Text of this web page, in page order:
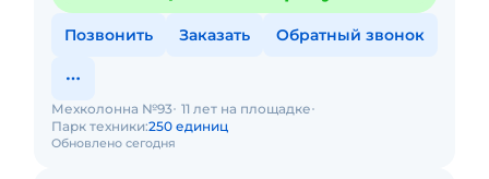
Позвонить Заказать Обратный звонок
Обновлено сегодня
Мехколонна №93 11 лет на площадке
Парк техники:250 единиц